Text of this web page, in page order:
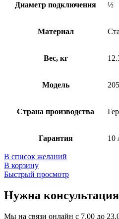
Диаметр подключения ½
Материал
Вес, кг
Модель
Страна производства
Гарантия 10
В список желаний
В корзину
Быстрый просмотр
Нужна
Мы на связи онлайн с 7.00 до